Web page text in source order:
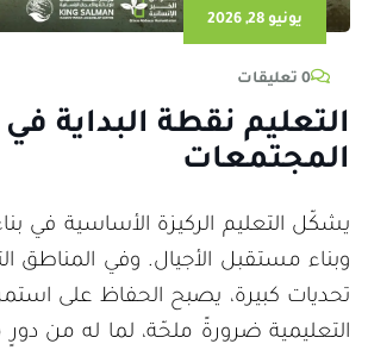
يونيو 28, 2026
0 تعليقات
التعليم نقطة البداية في
المجتمعات
يشكّل التعليم الركيزة الأساسية في
وبناء مستقبل الأجيال. وفي المناطق
تحديات كبيرة، يصبح الحفاظ على
التعليمية ضرورةً ملحّة، لما له من